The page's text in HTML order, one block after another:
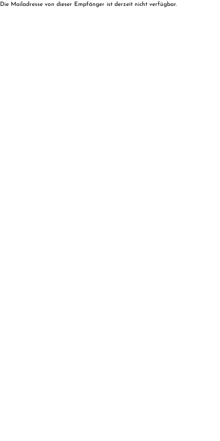
Die Mailadresse von dieser Empfänger ist derzeit nicht verfügbar.